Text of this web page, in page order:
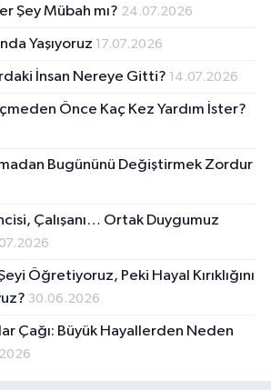
Şey Mübah mı? 24.07.2026
Yaşıyoruz 17.07.2026
İnsan Nereye Gitti? 14.07.2026
Önce Kaç Kez Yardım İster?
Bugününü Değiştirmek Zordur
Çalışanı… Ortak Duygumuz
Öğretiyoruz, Peki Hayal Kırıklığını
30.06.2026
Çağı: Büyük Hayallerden Neden